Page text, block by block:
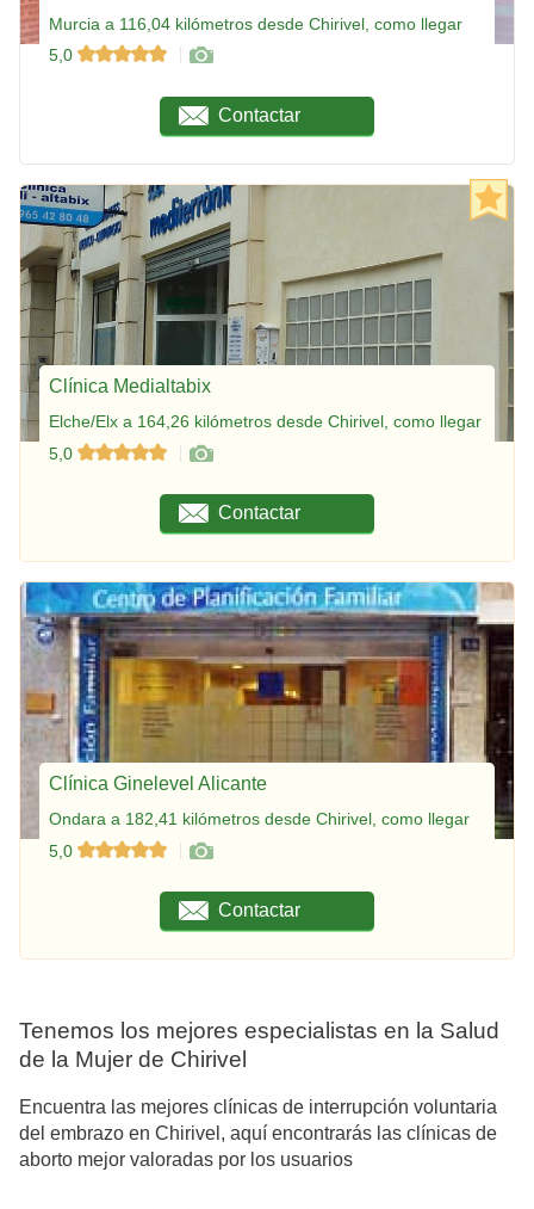
Murcia a 116,04 kilómetros desde Chirivel, como llegar
5,0
Contactar
Clínica Medialtabix
Elche/Elx a 164,26 kilómetros desde Chirivel, como llegar
5,0
Contactar
Clínica Ginelevel Alicante
Ondara a 182,41 kilómetros desde Chirivel, como llegar
5,0
Contactar
Tenemos los mejores especialistas en la Salud
de la Mujer de Chirivel
Encuentra las mejores clínicas de interrupción voluntaria
del embrazo en Chirivel, aquí encontrarás las clínicas de
aborto mejor valoradas por los usuarios